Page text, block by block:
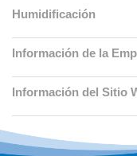
Humidificación
Información de la
Información del Sitio